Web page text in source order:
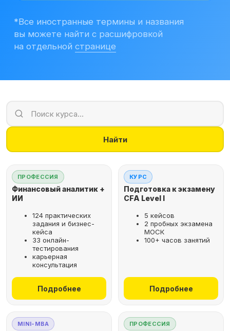
Найти
ПРОФЕССИЯ
Финансовый аналитик +
ИИ
124 практических
задания и бизнес-
кейса
33 онлайн-
тестирования
карьерная
консультация
Подробнее
КУРС
Подготовка к экзамену
CFA Level I
5 кейсов
2 пробных экзамена
МОСК
100+ часов занятий
Подробнее
MINI-MBA ПРОФЕССИЯ